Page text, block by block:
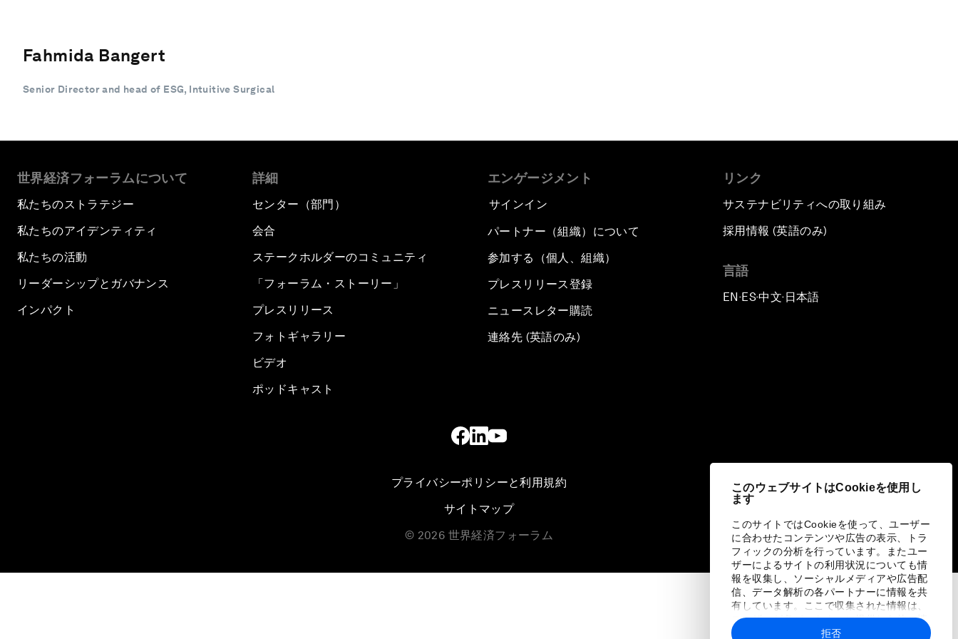
このウェブサイトはCookieを使用し
ます
このサイトではCookieを使って、ユーザー
に合わせたコンテンツや広告の表示、トラ
フィックの分析を行っています。またユー
ザーによるサイトの利用状況についても情
報を収集し、ソーシャルメディアや広告配
信、データ解析の各パートナーに情報を共
有しています。ここで収集された情報は、
ユーザーが各パートナーに提供した他の情
報や各パートナーのサービスを使用した際
拒否
Fahmida Bangert
Senior Director and head of ESG, Intuitive Surgical
世界経済フォーラムについて
私たちのストラテジー
私たちのアイデンティティ
私たちの活動
リーダーシップとガバナンス
インパクト
詳細
センター（部門）
会合
ステークホルダーのコミュニティ
「フォーラム・ストーリー」
プレスリリース
フォトギャラリー
ビデオ
ポッドキャスト
エンゲージメント
サインイン
パートナー（組織）について
参加する（個人、組織）
プレスリリース登録
ニュースレター購読
連絡先 (英語のみ)
リンク
サステナビリティへの取り組み
採用情報 (英語のみ)
言語
EN ▪ES▪中文▪ 日本語
プライバシーポリシーと利用規約
サイトマップ
© 2026 世界経済フォーラム